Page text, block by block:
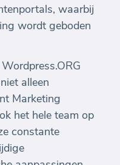
waarbij
wordt geboden
alleen
Marketing
het hele team op
constante